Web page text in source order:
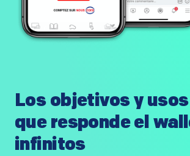
Los objetivos y
que responde el
infinitos